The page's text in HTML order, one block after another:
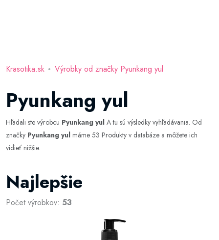
Krasotika.sk Výrobky od značky Pyunkang yul
Pyunkang yul
Hľadali ste výrobcu Pyunkang yul A tu sú výsledky vyhľadávania. Od
značky Pyunkang yul máme 53 Produkty v databáze a môžete ich
vidieť nižšie.
Najlepšie
Počet výrobkov: 53